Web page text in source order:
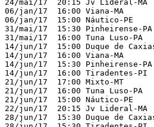
24/mai/17  20:15 Jv Lideral-
06/jan/17  16:00 Viana-MA
06/jan/17  15:00 Náutico-PE
31/mai/17  15:30
31/mai/17  16:00 Tuna
14/jun/17  15:00 Duque de
14/jun/17  16:00 Viana-MA
14/jun/17  15:30
14/jun/17  16:00 Tiradentes-
21/jun/17  17:00 Mixto-MT
21/jun/17  16:00 Tuna Luso-
21/jun/17  15:00 Náutico-PE
22/jun/17  20:15 Jv Lideral-
28/jun/17  15:30 Duque de